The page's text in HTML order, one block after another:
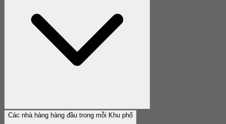
Các nhà hàng hàng đầu trong mỗi Khu phố